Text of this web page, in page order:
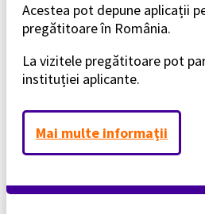
Acestea pot depune aplicații
pregătitoare în România.
La vizitele pregătitoare pot
instituției aplicante.
Mai multe informaţii